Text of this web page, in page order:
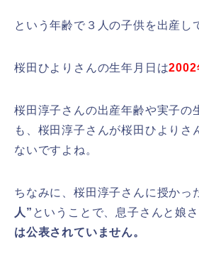
という年齢で３人の子供を出産し
桜田ひよりさんの生年月日は2002
桜田淳子さんの出産年齢や実子の
も、桜田淳子さんが桜田ひよりさ
ないですよね。
ちなみに、桜田淳子さんに授かっ
人” ということで、息子さんと娘
は公表されていません。